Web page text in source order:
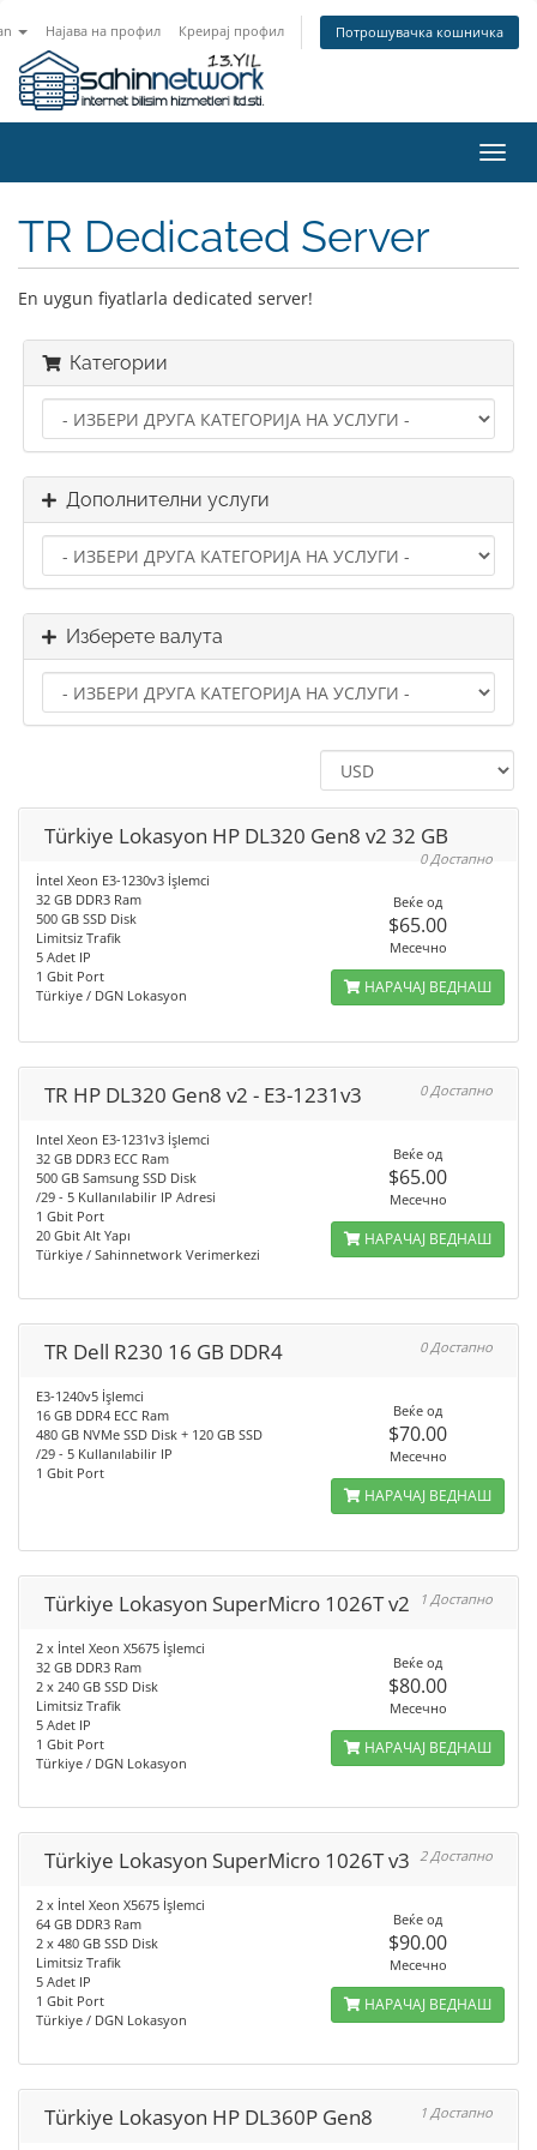
Најава на профил Креирај профил Потрошувачка кошничка
ја
TR Dedicated Server
En uygun fiyatlarla dedicated server!
Категории
Дополнителни услуги
Изберете валута
Türkiye Lokasyon HP DL320 Gen8 v2 32 GB
0 Достапно
İntel Xeon E3-1230v3 İşlemci
32 GB DDR3 Ram
500 GB SSD Disk
Limitsiz Trafik
5 Adet IP
1 Gbit Port
Türkiye / DGN Lokasyon
Веќе од
$65.00
Месечно
НАРАЧАЈ ВЕДНАШ
TR HP DL320 Gen8 v2 - E3-1231v3 0 Достапно
Intel Xeon E3-1231v3 İşlemci
32 GB DDR3 ECC Ram
500 GB Samsung SSD Disk
/29 - 5 Kullanılabilir IP Adresi
1 Gbit Port
20 Gbit Alt Yapı
Türkiye / Sahinnetwork Verimerkezi
Веќе од
$65.00
Месечно
НАРАЧАЈ ВЕДНАШ
TR Dell R230 16 GB DDR4 0 Достапно
E3-1240v5 İşlemci
16 GB DDR4 ECC Ram
480 GB NVMe SSD Disk + 120 GB SSD
/29 - 5 Kullanılabilir IP
1 Gbit Port
Веќе од
$70.00
Месечно
НАРАЧАЈ ВЕДНАШ
Türkiye Lokasyon SuperMicro 1026T v2 1 Достапно
2 x İntel Xeon X5675 İşlemci
32 GB DDR3 Ram
2 x 240 GB SSD Disk
Limitsiz Trafik
5 Adet IP
1 Gbit Port
Türkiye / DGN Lokasyon
Веќе од
$80.00
Месечно
НАРАЧАЈ ВЕДНАШ
Türkiye Lokasyon SuperMicro 1026T v3 2 Достапно
2 x İntel Xeon X5675 İşlemci
64 GB DDR3 Ram
2 x 480 GB SSD Disk
Limitsiz Trafik
5 Adet IP
1 Gbit Port
Türkiye / DGN Lokasyon
Веќе од
$90.00
Месечно
НАРАЧАЈ ВЕДНАШ
Türkiye Lokasyon HP DL360P Gen8 1 Достапно